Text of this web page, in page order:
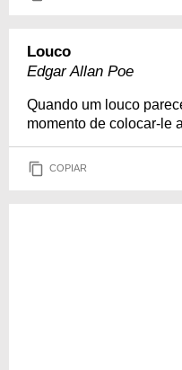
Louco
Edgar Allan Poe
Quando um louco
momento de colocar-le
COPIAR